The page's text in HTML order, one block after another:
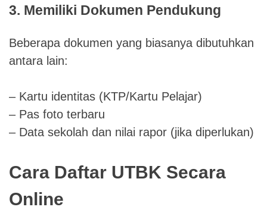
3. Memiliki Dokumen Pendukung
Beberapa dokumen yang biasanya dibutuhkan
antara lain:
– Kartu identitas (KTP/Kartu Pelajar)
– Pas foto terbaru
– Data sekolah dan nilai rapor (jika diperlukan)
Cara Daftar UTBK Secara
Online